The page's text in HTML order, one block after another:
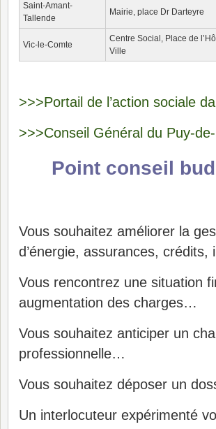
Saint-Amant-
Tallende
Mairie, place Dr Darteyre
Vic-le-Comte
Centre Social, Place de
Ville
>>>Portail de l’action sociale
>>>Conseil Général du Puy-
Point conseil
Vous souhaitez améliorer la
d’énergie, assurances,
Vous rencontrez une situation
augmentation des charges…
Vous souhaitez anticiper un
professionnelle…
Vous souhaitez déposer un
Un interlocuteur expérimenté